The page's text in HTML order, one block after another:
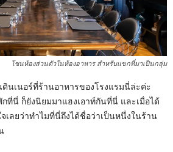
โซนห้องส่วนตัวในห้องอาหาร สำหรับแขกที่มาเป็นกลุ่ม
ดินเนอร์ที่ร้านอาหารของโรงแรมนี่ล่ะค่ะ
ที่นี่ ก็ยังนิยมมาแฮงเอาท์กันที่นี่ และเมื่อได้
เลยว่าทำไมที่นี่ถึงได้ชื่อว่าเป็นหนึ่งในร้าน